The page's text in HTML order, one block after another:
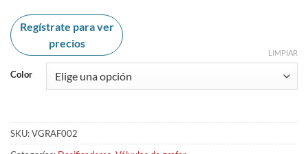
Regístrate para ver
precios
Color
LIMPIAR
SKU:VGRAF002